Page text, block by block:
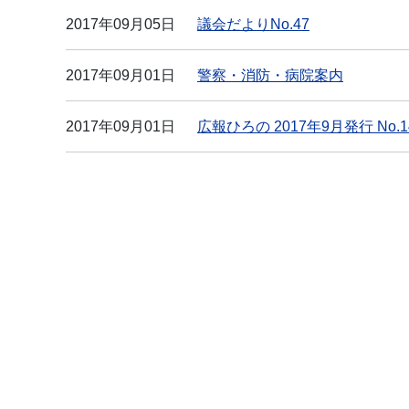
2017年09月05日 議会だよりNo.47
2017年09月01日 警察・消防・病院案内
2017年09月01日 広報ひろの 2017年9月発行